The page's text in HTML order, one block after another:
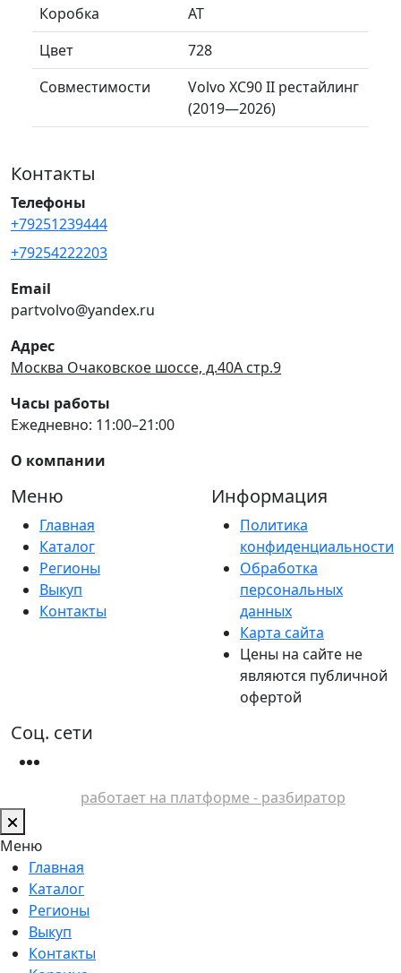
Коробка
AT
Цвет
728
Совместимости
Volvo XC90 II рестайлинг
(2019—2026)
Контакты
Телефоны
+79251239444
+79254222203
Email
partvolvo@yandex.ru
Адрес
Москва Очаковское шоссе, д.40А стр.9
Часы работы
Ежедневно: 11:00–21:00
О компании
Меню
Главная
Каталог
Регионы
Выкуп
Контакты
Информация
Политика
конфиденциальности
Обработка
персональных
данных
Карта сайта
Цены на сайте не
являются публичной
офертой
Соц. сети
работает на платформе - разбиратор
Меню
Главная
Каталог
Регионы
Выкуп
Контакты